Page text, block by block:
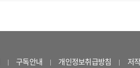
구독안내 개인정보취급방침
저